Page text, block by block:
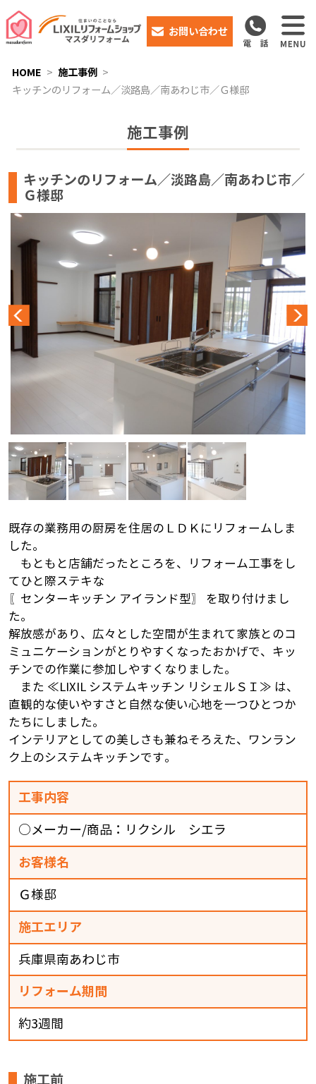
お問い合わせ
HOME
施工事例
キッチンのリフォーム／淡路島／南あわじ市／Ｇ様邸
施工事例
キッチンのリフォーム／淡路島／南あわじ市／
Ｇ様邸
既存の業務用の厨房を住居のＬＤＫにリフォームしま
した。
もともと店舗だったところを、リフォーム工事をし
てひと際ステキな
〖センターキッチン アイランド型〗 を取り付けまし
た。
解放感があり、広々とした空間が生まれて家族とのコ
ミュニケーションがとりやすくなったおかげで、キッ
チンでの作業に参加しやすくなりました。
また ≪LIXIL システムキッチン リシェルＳＩ≫ は、
直観的な使いやすさと自然な使い心地を一つひとつか
たちにしました。
インテリアとしての美しさも兼ねそろえた、ワンラン
ク上のシステムキッチンです。
工事内容
○メーカー/商品：リクシル シエラ
お客様名
Ｇ様邸
施工エリア
兵庫県南あわじ市
リフォーム期間
約3週間
施工前